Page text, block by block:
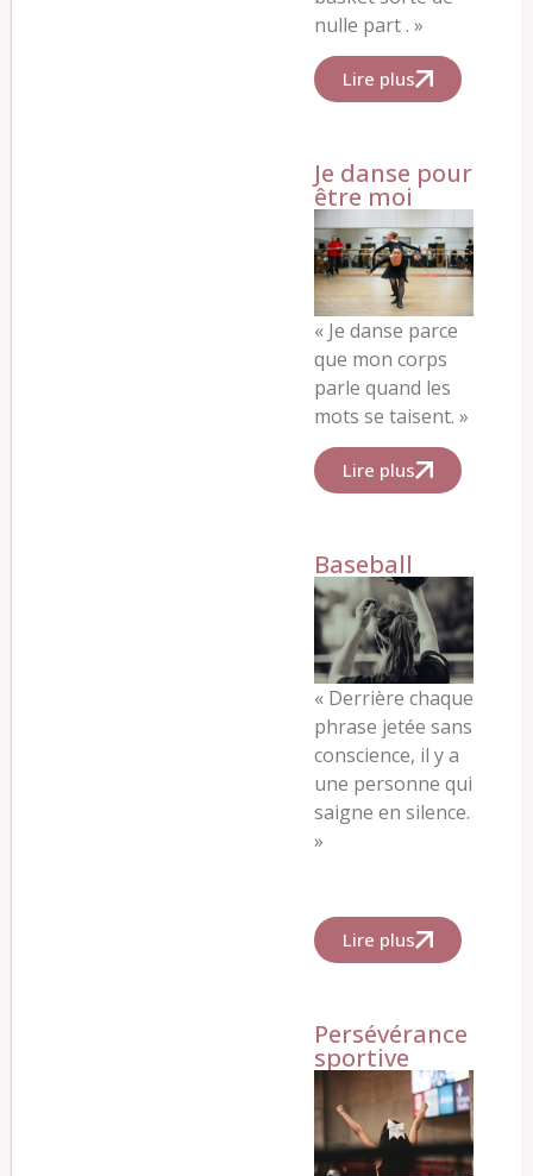
nulle part . »
Lire plus
Je danse pour
être moi
« Je danse parce
que mon corps
parle quand les
mots se taisent. »
Lire plus
Baseball
« Derrière chaque
phrase jetée sans
conscience, il y a
une personne qui
saigne en silence.
»
Lire plus
Persévérance
sportive